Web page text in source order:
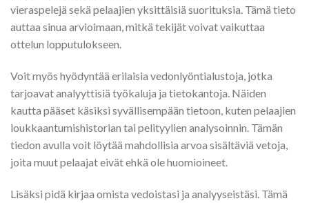
vieraspelejä sekä pelaajien yksittäisiä suorituksia. Tämä tieto
auttaa sinua arvioimaan, mitkä tekijät voivat vaikuttaa
ottelun lopputulokseen.
Voit myös hyödyntää erilaisia vedonlyöntialustoja, jotka
tarjoavat analyyttisiä työkaluja ja tietokantoja. Näiden
kautta pääset käsiksi syvällisempään tietoon, kuten pelaajien
loukkaantumishistorian tai pelityylien analysoinnin. Tämän
tiedon avulla voit löytää mahdollisia arvoa sisältäviä vetoja,
joita muut pelaajat eivät ehkä ole huomioineet.
Lisäksi pidä kirjaa omista vedoistasi ja analyyseistäsi. Tämä